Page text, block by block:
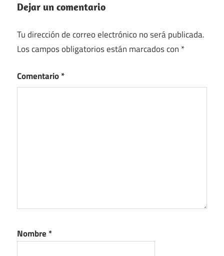
Dejar un comentario
Tu dirección de correo electrónico no será publicada.
Los campos obligatorios están marcados con *
Comentario*
Nombre *